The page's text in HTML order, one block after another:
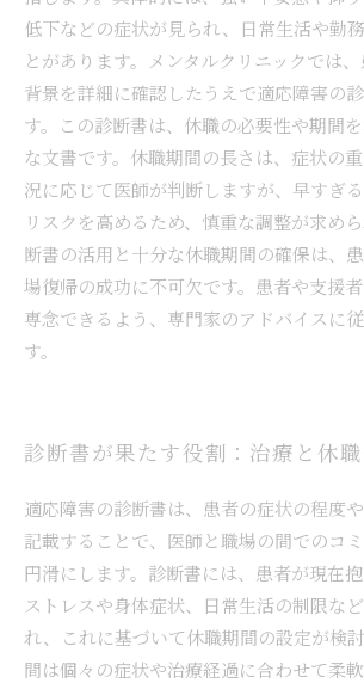
低下などの症状が見られ、日常生活や勤
とがあります。メンタルクリニックでは
背景を詳細に確認したうえで適応障害の
す。この診断書は、休職の必要性や期間
な文書です。休職期間の長さは、症状の
況に応じて医師が判断しますが、早すぎ
リスクを高めるため、慎重な調整が求め
断書の活用と十分な休職期間の確保は、
場復帰の成功に不可欠です。患者や支援
専念できるよう、専門家のアドバイスに
す。
診断書が果たす役割：治療と休
適応障害の診断書は、患者の症状の程度
記載することで、医師と職場の間でのコ
円滑にします。診断書には、患者が現在
ストレスや身体症状、日常生活の制限な
れ、これに基づいて休職期間の設定が検
間は個々の症状や治療経過に合わせて柔